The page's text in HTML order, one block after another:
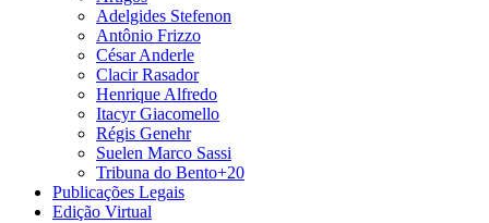
Adelgides Stefenon
Antônio Frizzo
César Anderle
Clacir Rasador
Henrique Alfredo
Itacyr Giacomello
Régis Genehr
Suelen Marco Sassi
Tribuna do Bento+20
Publicações Legais
Edição Virtual